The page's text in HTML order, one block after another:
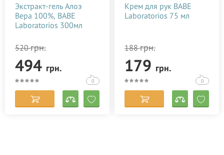
Экстракт-гель Алоэ
Вера 100%, BABE
Laboratorios 300мл
520грн.
494 грн.
0
Крем для рук BABE
Laboratorios 75 мл
188грн.
179 грн.
0